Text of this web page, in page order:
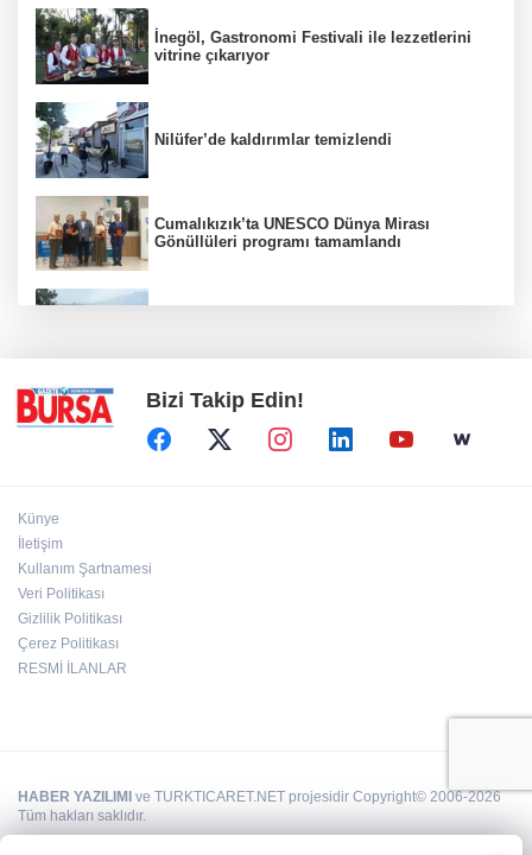
İnegöl, Gastronomi Festivali ile lezzetlerini
vitrine çıkarıyor
Nilüfer’de kaldırımlar temizlendi
Cumalıkızık’ta UNESCO Dünya Mirası
Gönüllüleri programı tamamlandı
Bizi Takip Edin!
Künye
İletişim
Kullanım Şartnamesi
Veri Politikası
Gizlilik Politikası
Çerez Politikası
RESMİ İLANLAR
HABER YAZILIMI ve TURKTICARET.NET projesidir Copyright© 2006-2026
Tüm hakları saklıdır.